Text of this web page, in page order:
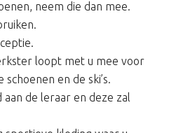
neem die dan mee.
loopt met u mee voor
en de ski’s.
de leraar en deze zal